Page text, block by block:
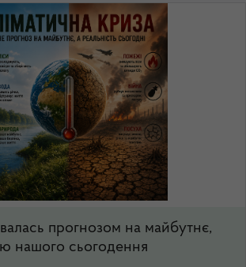
прогнозом на майбутнє,
нашого сьогодення